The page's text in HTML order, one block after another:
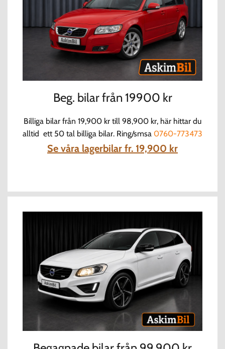
Beg. bilar från 19900 kr
Billiga bilar från 19,900 kr till 98,900 kr, här hittar du
alltid ett 50 tal billiga bilar. Ring/smsa 0760-773473
Se våra lagerbilar fr. 19,900 kr